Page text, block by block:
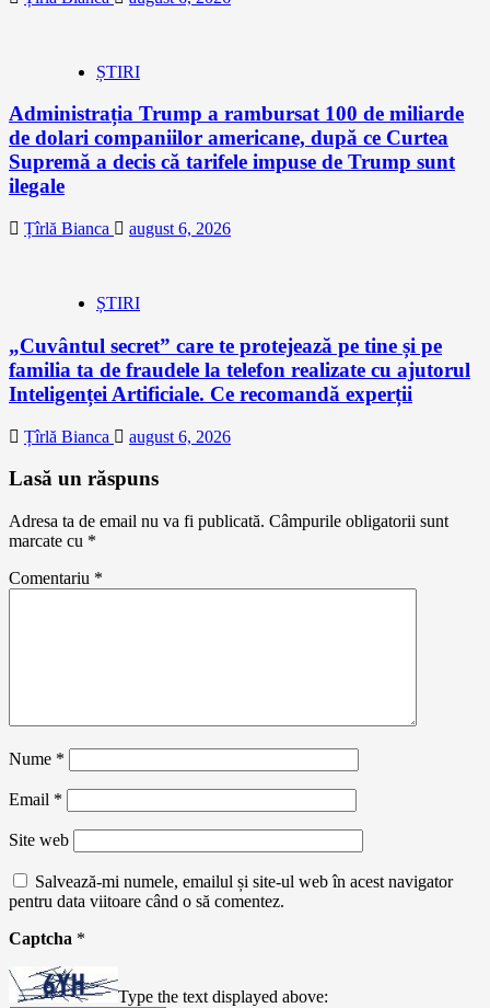
ȘTIRI
Administrația Trump a rambursat 100 de miliarde
de dolari companiilor americane, după ce Curtea
Supremă a decis că tarifele impuse de Trump sunt
ilegale
Țîrlă Bianca august 6, 2026
ȘTIRI
„Cuvântul secret” care te protejează pe tine și pe
familia ta de fraudele la telefon realizate cu ajutorul
Inteligenței Artificiale. Ce recomandă experții
Țîrlă Bianca august 6, 2026
Lasă un răspuns
Adresa ta de email nu va fi publicată. Câmpurile obligatorii sunt
marcate cu *
Comentariu *
Nume *
Email *
Site web
Salvează-mi numele, emailul și site-ul web în acest navigator
pentru data viitoare când o să comentez.
Captcha *
Type the text displayed above: